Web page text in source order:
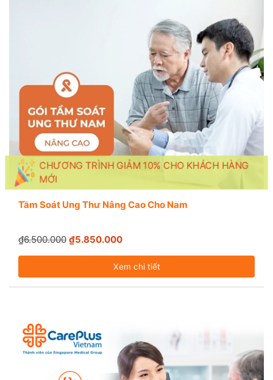
CHƯƠNG TRÌNH GIẢM 10% CHO KHÁCH HÀNG
MỚI
Tầm Soát Ung Thư Nâng Cao Cho Nam
₫6.500.000 ₫5.850.000
Xem chi tiết